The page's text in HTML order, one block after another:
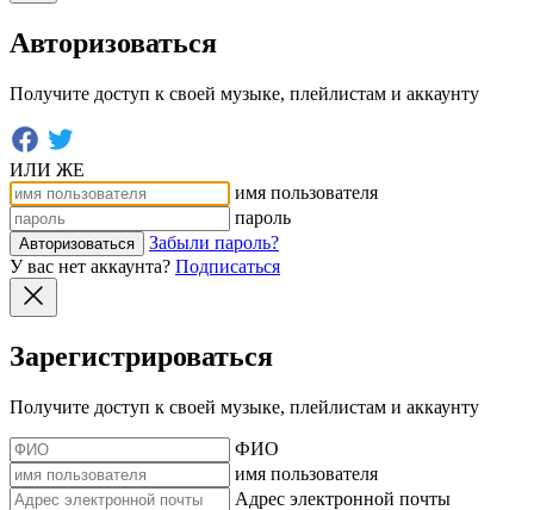
Авторизоваться
Получите доступ к своей музыке, плейлистам и аккаунту
ИЛИ ЖЕ
имя пользователя
пароль
Авторизоваться
Забыли пароль?
У вас нет аккаунта? Подписаться
Зарегистрироваться
Получите доступ к своей музыке, плейлистам и аккаунту
ФИО
имя пользователя
Адрес электронной почты